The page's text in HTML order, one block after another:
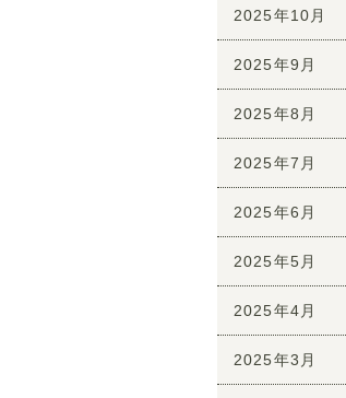
2025年10月
2025年9月
2025年8月
2025年7月
2025年6月
2025年5月
2025年4月
2025年3月